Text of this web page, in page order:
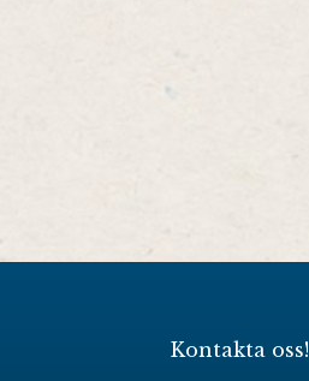
Kontakta oss!